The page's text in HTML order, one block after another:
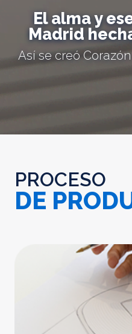
El alma y
Madrid
Así se creó
PROCESO
DE